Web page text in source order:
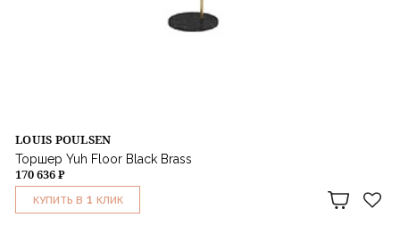
LOUIS POULSEN
Торшер Yuh Floor Black Brass
170 636 ₽
КУПИТЬ В 1 КЛИК